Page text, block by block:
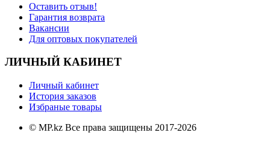
Оставить отзыв!
Гарантия возврата
Вакансии
Для оптовых покупателей
ЛИЧНЫЙ КАБИНЕТ
Личный кабинет
История заказов
Избраные товары
© MP.kz Все права защищены 2017-2026